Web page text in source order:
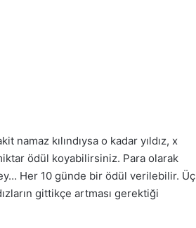
namaz kılındıysa o kadar yıldız, x
ödül koyabilirsiniz. Para olarak
Her 10 günde bir ödül verilebilir. Üç
gittikçe artması gerektiği